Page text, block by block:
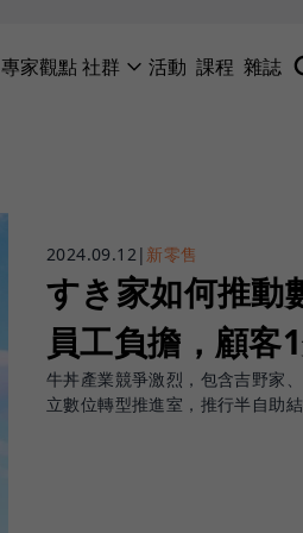
專家觀點社群 活動 課程 雜誌
2024.09.12| 新零售
すき家如何推動
員工負擔，顧客
牛丼產業競爭激烈，包含吉野家
立數位轉型推進室，推行半自助